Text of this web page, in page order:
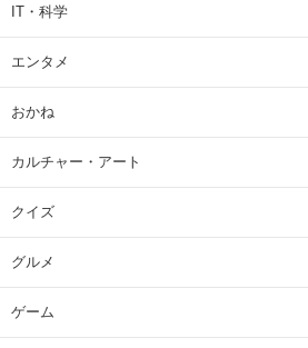
IT・科学
エンタメ
おかね
カルチャー・アート
クイズ
グルメ
ゲーム